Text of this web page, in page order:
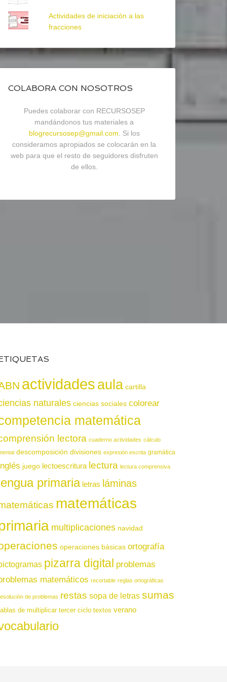
Actividades de iniciación a las
fracciones
COLABORA CON NOSOTROS
Puedes colaborar con RECURSOSEP
mandándonos tus materiales a
blogrecursosep@gmail.com . Si los
consideramos apropiados se colocarán en la
web para que el resto de seguidores disfruten
de ellos.
actividadesaula cartilla
naturales ciencias sociales colorear
matemática
lectora cuaderno actividades cálculo
descomposición divisiones expresión escrita gramática
juego lectoescritura lectura lectura comprensiva
primaria letras láminas
matemáticas
multiplicaciones navidad
operaciones básicas ortografía
pizarra digital problemas
matemáticos recortable reglas ortográficas
de problemas restas sopa de letras sumas
de multiplicar tercer ciclo textos verano